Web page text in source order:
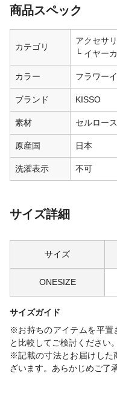
商品スペック
カテゴリ
アクセサ
イヤー
カラー フラワー
ブランド KISSO
素材 セルロー
原産国 日本
洗濯表示 不可
サイズ詳細
サイズ
ONESIZE
サイズガイド
※お持ちのアイテムを平置
と比較してご検討ください。
※記載の寸法とお届けした
ざいます。あらかじめご了